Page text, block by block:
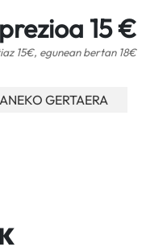
15 €
15€, egunean bertan 18€
GERTAERA